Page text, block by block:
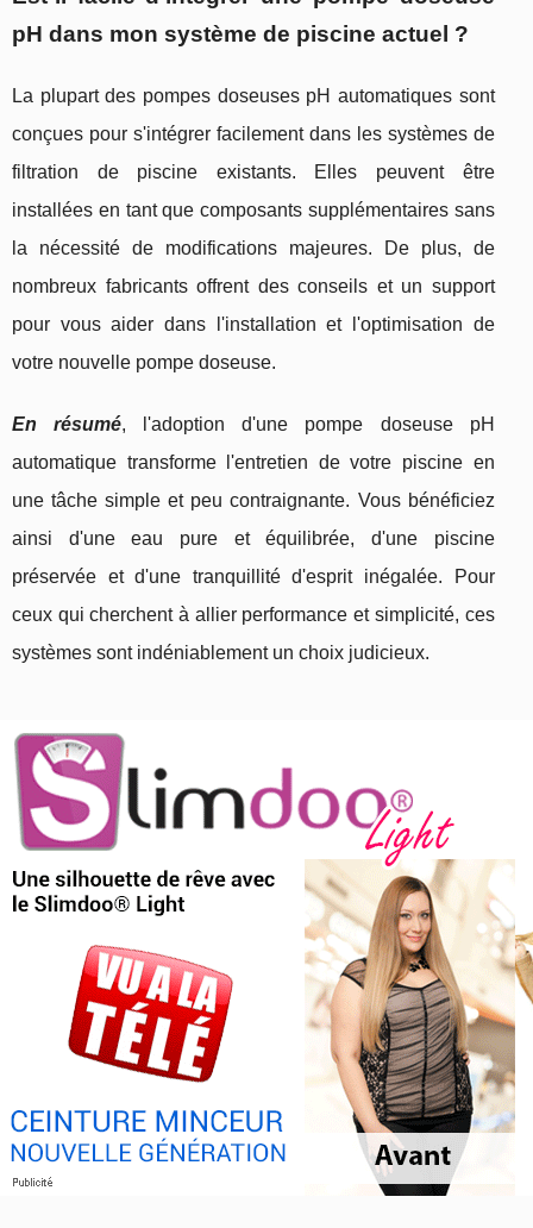
pH dans mon système de piscine actuel ?
La plupart des pompes doseuses pH automatiques sont
conçues pour s'intégrer facilement dans les systèmes de
filtration de piscine existants. Elles peuvent être
installées en tant que composants supplémentaires sans
la nécessité de modifications majeures. De plus, de
nombreux fabricants offrent des conseils et un support
pour vous aider dans l'installation et l'optimisation de
votre nouvelle pompe doseuse.
En résumé, l'adoption d'une pompe doseuse pH
automatique transforme l'entretien de votre piscine en
une tâche simple et peu contraignante. Vous bénéficiez
ainsi d'une eau pure et équilibrée, d'une piscine
préservée et d'une tranquillité d'esprit inégalée. Pour
ceux qui cherchent à allier performance et simplicité, ces
systèmes sont indéniablement un choix judicieux.